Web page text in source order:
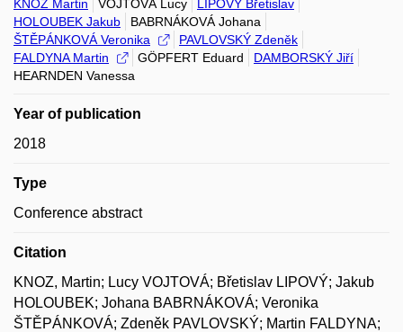
KNOZ Martin VOJTOVÁ Lucy
LIPOVÝ Břetislav
HOLOUBEK Jakub
BABRNÁKOVÁ Johana
ŠTĚPÁNKOVÁ Veronika
PAVLOVSKÝ Zdeněk
FALDYNA Martin
GÖPFERT Eduard
DAMBORSKÝ Jiří
HEARNDEN Vanessa
Year of publication
2018
Type
Conference abstract
Citation
KNOZ, Martin; Lucy VOJTOVÁ; Břetislav LIPOVÝ; Jakub
HOLOUBEK; Johana BABRNÁKOVÁ; Veronika
ŠTĚPÁNKOVÁ; Zdeněk PAVLOVSKÝ; Martin FALDYNA;